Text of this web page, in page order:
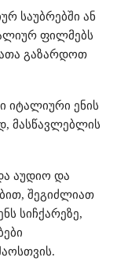
საუბრებში ან
ფილმებს
გაზარდოთ
იტალიური ენის
მასწავლებლის
აუდიო და
შეგიძლიათ
სიჩქარეზე,